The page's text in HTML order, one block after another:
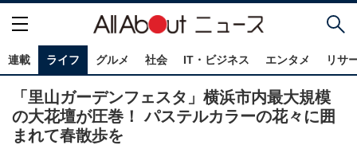
連載 ライフ グルメ 社会 IT・ビジネス エンタメ リサ
「里山ガーデンフェスタ」横浜市内最大規模
の大花壇が圧巻！ パステルカラーの花々に囲
まれて春散歩を